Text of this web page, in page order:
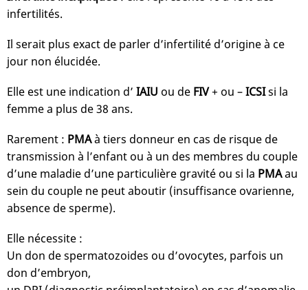
infertilités.
Il serait plus exact de parler d’infertilité d’origine à ce
jour non élucidée.
Elle est une indication d’ IAIU ou de FIV+ ou –ICSIsi la
femme a plus de 38 ans.
Rarement : PMAà tiers donneur en cas de risque de
transmission à l’enfant ou à un des membres du couple
d’une maladie d’une particulière gravité ou si la PMAau
sein du couple ne peut aboutir (insuffisance ovarienne,
absence de sperme).
Elle nécessite :
Un don de spermatozoides ou d’ovocytes, parfois un
don d’embryon,